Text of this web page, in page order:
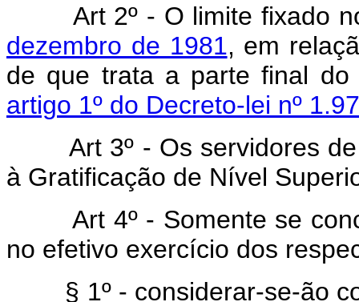
Art 2º - O limite fixado
dezembro de 1981, em
de que trata a parte final do
artigo 1º do Decreto-lei nº
Art 3º - Os servidores de
à Gratificação de Nível
Art 4º - Somente se
no efetivo exercício dos
§ 1º - considerar-se-ão